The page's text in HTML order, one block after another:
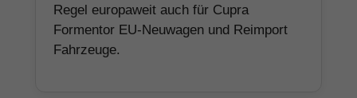
Regel europaweit auch für Cupra
Formentor EU-Neuwagen und Reimport
Fahrzeuge.